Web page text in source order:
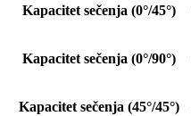
Kapacitet sečenja (0°/45°)
Kapacitet sečenja (0°/90°)
Kapacitet sečenja (45°/45°)